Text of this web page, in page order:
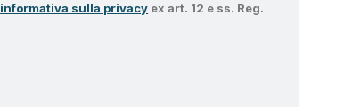
informativa sulla privacy ex art. 12 e ss. Reg.